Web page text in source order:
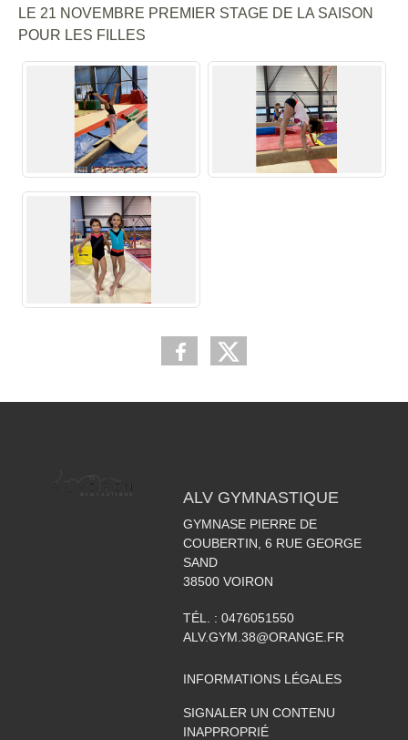
LE 21 NOVEMBRE PREMIER STAGE DE LA SAISON
POUR LES FILLES
ALV GYMNASTIQUE
GYMNASE PIERRE DE
COUBERTIN, 6 RUE GEORGE
SAND
38500 VOIRON
TÉL. : 0476051550
ALV.GYM.38@ORANGE.FR
INFORMATIONS LÉGALES
SIGNALER UN CONTENU
INAPPROPRIÉ